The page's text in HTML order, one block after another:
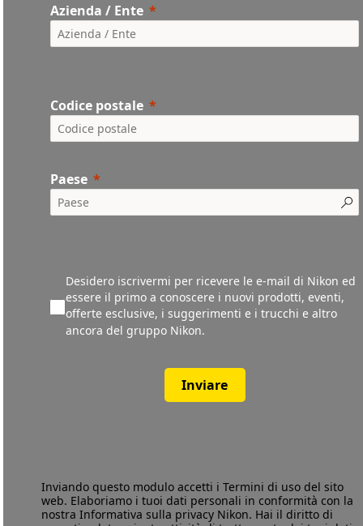
Azienda / Ente
Codice postale
Paese
Desidero iscrivermi per ricevere le e-mail di Nikon ed
essere il primo a conoscere i nuovi prodotti, eventi,
offerte esclusive, i suggerimenti e i trucchi e altro
ancora del gruppo Nikon.
Inviare
Inviando questo modulo accetti iTermini di uso del sito
web. Elaboriamo i tuoi dati personali in conformità con la
nostraInformativa sulla privacy Nikon. Hai il diritto di